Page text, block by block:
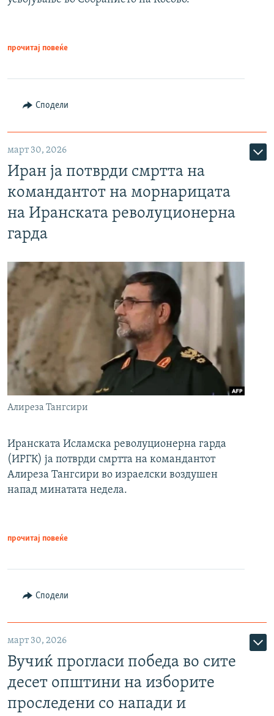
прочитај повеќе
Сподели
март 30, 2026
Иран ја потврди смртта на
командантот на морнарицата
на Иранската револуционерна
гарда
Алиреза Тангсири
Иранската Исламска револуционерна гарда
(ИРГК) ја потврди смртта на командантот
Алиреза Тангсири во израелски воздушен
напад минатата недела.
прочитај повеќе
Сподели
март 30, 2026
Вучиќ прогласи победа во сите
десет општини на изборите
проследени со напади и